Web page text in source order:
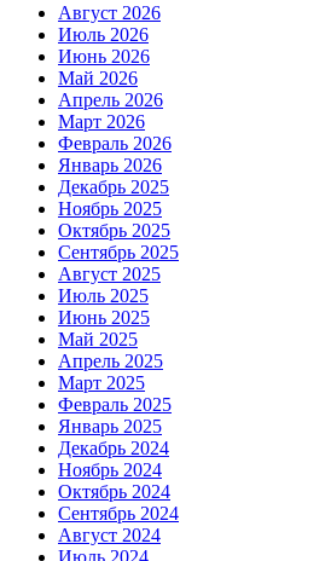
Август 2026
Июль 2026
Июнь 2026
Май 2026
Апрель 2026
Март 2026
Февраль 2026
Январь 2026
Декабрь 2025
Ноябрь 2025
Октябрь 2025
Сентябрь 2025
Август 2025
Июль 2025
Июнь 2025
Май 2025
Апрель 2025
Март 2025
Февраль 2025
Январь 2025
Декабрь 2024
Ноябрь 2024
Октябрь 2024
Сентябрь 2024
Август 2024
Июль 2024